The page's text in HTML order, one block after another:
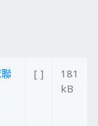
[ ]
181
kB